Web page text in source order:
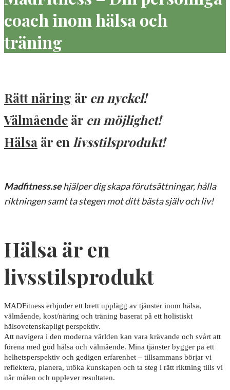
coach inom hälsa och
träning
Rätt näring är en nyckel!
Välmående är en möjlighet!
Hälsa är en livsstilsprodukt!
Madfitness.sehjälper dig skapa förutsättningar, hålla
riktningen samt ta stegen mot ditt bästa själv och liv!
Hälsa är en
livsstilsprodukt
MADFitness erbjuder ett brett upplägg av tjänster inom hälsa,
välmående, kost/näring och träning baserat på ett holistiskt
hälsovetenskapligt perspektiv.
Att navigera i den moderna världen kan vara krävande och svårt att
förena med god hälsa och välmående. Mina tjänster bygger på ett
helhetsperspektiv och gedigen erfarenhet – tillsammans börjar vi
reflektera, planera, utöka kunskapen och ta steg i rätt riktning tills vi
når målen och upplever resultaten.